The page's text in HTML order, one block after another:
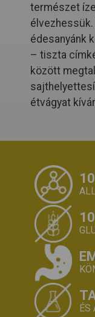
természet
élvezhessük.
édesanyánk
– tiszta
között
étvágyat
ÉS